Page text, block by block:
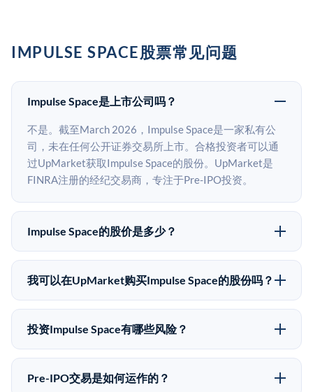
IMPULSE SPACE股票常见问题
Impulse Space是上市公司吗？
不是。截至March 2026，Impulse Space是一家私有公
司，未在任何公开证券交易所上市。合格投资者可以通
过UpMarket获取Impulse Space的股份。UpMarket是
FINRA注册的经纪交易商，专注于Pre-IPO投资。
Impulse Space的股价是多少？
Impulse Space没有公开股价，因为它是一家私有公司。
最近的已知股价来自其最近一轮融资。 二级市场上的
格有所不同。
我可以在UpMarket购买Impulse Space的股份吗？
可以。合格投资者可以通过填写本页表单或在
upmarket.co创建账户来表达对Impulse Space股份的投
额为50,000美元。UpMarket是FINRA注册的经纪交易
商，自2019年以来已经纪超过5亿美元的另类投资。
投资Impulse Space有哪些风险？
Pre-IPO投资存在重大风险。Impulse Space的股份流动
性低，意味着没有公开市场可以快速出售。不存在确定
Pre-IPO交易是如何运作的？